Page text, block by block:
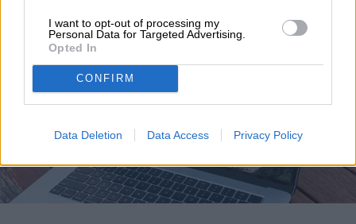
I want to opt-out of processing my
Personal Data for Targeted Advertising.
Opted In
CONFIRM
Data Deletion Data Access Privacy Policy